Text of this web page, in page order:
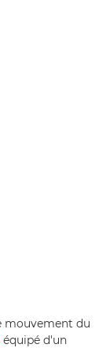
mouvement du
équipé d'un